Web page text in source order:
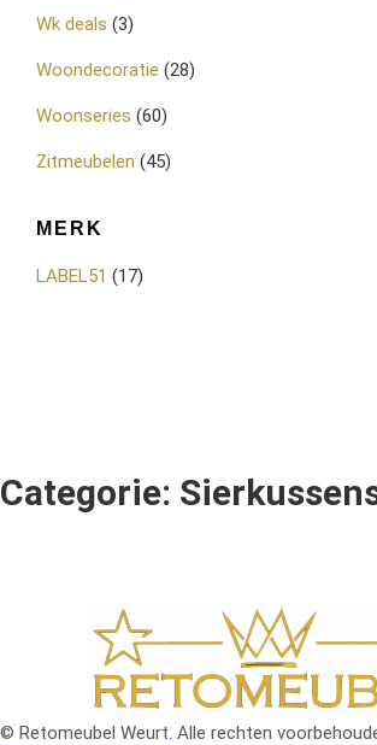
Wk deals (3)
Woondecoratie (28)
Woonseries (60)
Zitmeubelen (45)
MERK
LABEL51 (17)
Categorie:
© Retomeubel Weurt. Alle rechten